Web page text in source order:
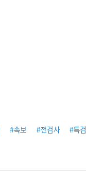
#속보 #전검사 #특검